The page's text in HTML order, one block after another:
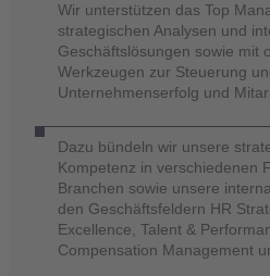
Wir unterstützen das Top
strategischen Analysen und
Geschäftslösungen sowie mit
Werkzeugen zur Steuerung
Unternehmenserfolg und
Dazu bündeln wir unsere
Kompetenz in verschiedenen
Branchen sowie unsere
den Geschäftsfeldern HR
Excellence, Talent &
Compensation Management